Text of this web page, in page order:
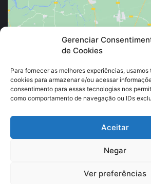
Gerenciar
de Cookies
Para fornecer as melhores experiências,
cookies para armazenar e/ou acessar
consentimento para essas tecnologias nos
como comportamento de navegação ou IDs
Aceitar
Negar
Ver preferências
ativar este conteúdo